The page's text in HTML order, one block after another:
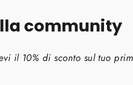
community
il 10% di sconto sul tuo